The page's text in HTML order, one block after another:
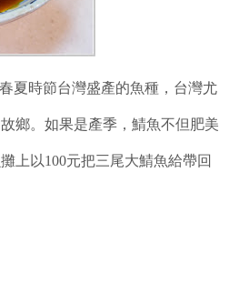
夏時節台灣盛產的魚種，台灣尤
鄉。如果是產季，鯖魚不但肥美
上以100元把三尾大鯖魚給帶回